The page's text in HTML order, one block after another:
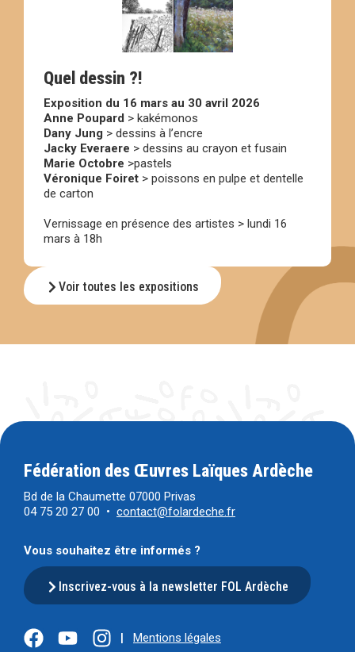
Quel dessin ?!
Exposition du 16 mars au 30 avril 2026
Anne Poupard > kakémonos
Dany Jung > dessins à l’encre
Jacky Everaere > dessins au crayon et fusain
Marie Octobre >pastels
Véronique Foiret > poissons en pulpe et dentelle
de carton
Vernissage en présence des artistes > lundi 16
mars à 18h
Voir toutes les expositions
Fédération des Œuvres Laïques Ardèche
Bd de la Chaumette 07000 Privas
04 75 20 27 00 • contact@folardeche.fr
Vous souhaitez être informés ?
Inscrivez-vous à la newsletter FOL Ardèche
| Mentions légales